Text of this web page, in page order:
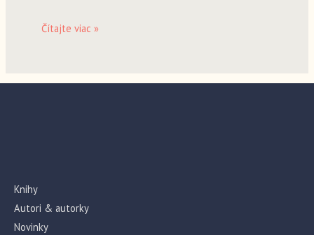
Encyklopédia
Čítajte viac »
Knihy
Autori & autorky
Novinky